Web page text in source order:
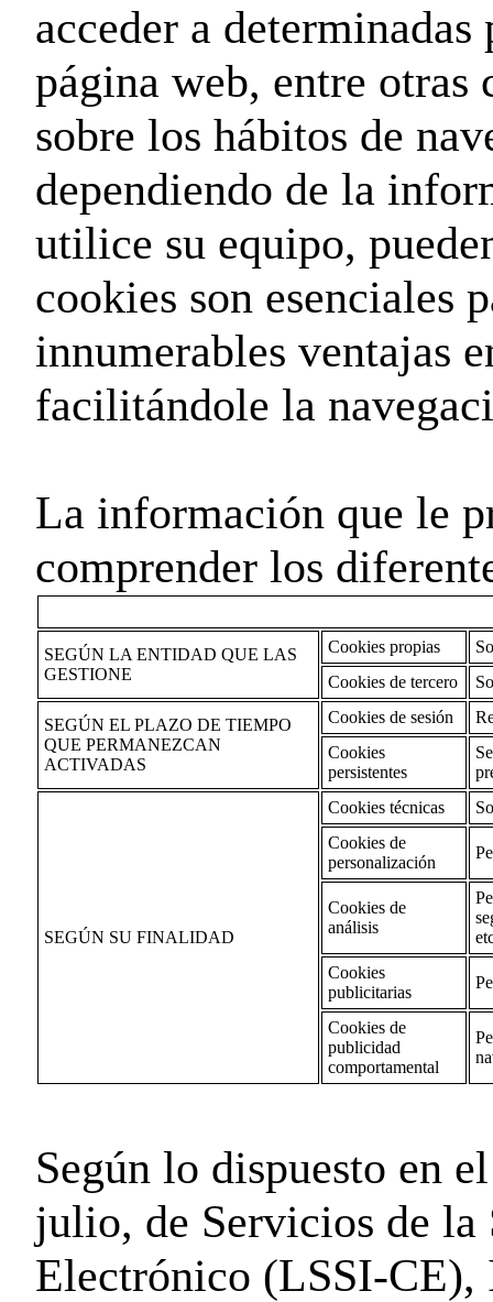
acceder a
página web, entre otras
sobre los hábitos de
dependiendo de la
utilice su equipo,
cookies son esenciales
innumerables ventajas
facilitándole la
La información que le
comprender los
SEGÚN LA ENTIDAD QUE LAS
GESTIONE
Cookies propias
Cookies de tercero
SEGÚN EL PLAZO DE TIEMPO
QUE PERMANEZCAN
ACTIVADAS
Cookies de sesión
Cookies
persistentes
SEGÚN SU FINALIDAD
Cookies técnicas
Cookies de
personalización
Cookies de
análisis
Cookies
publicitarias
Cookies de
publicidad
comportamental
Según lo dispuesto en
julio, de Servicios de
Electrónico (LSSI-